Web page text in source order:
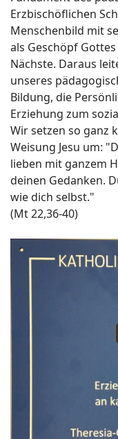
Erzbischöflichen
Menschenbild mit
als Geschöpf
Nächste. Daraus
unseres
Bildung, die
Erziehung zum
Wir setzen so ganz
Weisung Jesu um:
lieben mit ganzem
deinen Gedanken.
wie dich selbst."
(Mt 22,36-40)